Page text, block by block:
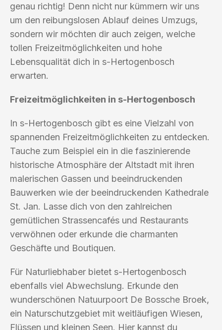
genau richtig! Denn nicht nur kümmern wir uns
um den reibungslosen Ablauf deines Umzugs,
sondern wir möchten dir auch zeigen, welche
tollen Freizeitmöglichkeiten und hohe
Lebensqualität dich in s-Hertogenbosch
erwarten.
Freizeitmöglichkeiten in s-Hertogenbosch
In s-Hertogenbosch gibt es eine Vielzahl von
spannenden Freizeitmöglichkeiten zu entdecken.
Tauche zum Beispiel ein in die faszinierende
historische Atmosphäre der Altstadt mit ihren
malerischen Gassen und beeindruckenden
Bauwerken wie der beeindruckenden Kathedrale
St. Jan. Lasse dich von den zahlreichen
gemütlichen Strassencafés und Restaurants
verwöhnen oder erkunde die charmanten
Geschäfte und Boutiquen.
Für Naturliebhaber bietet s-Hertogenbosch
ebenfalls viel Abwechslung. Erkunde den
wunderschönen Natuurpoort De Bossche Broek,
ein Naturschutzgebiet mit weitläufigen Wiesen,
Flüssen und kleinen Seen. Hier kannst du